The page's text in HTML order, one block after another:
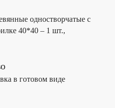
одностворчатые с
40*40 – 1 шт.,
в готовом виде